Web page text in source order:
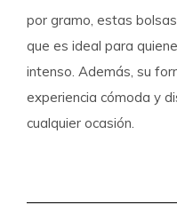
por gramo, estas
que es ideal para
intenso. Además, su
experiencia cómoda y
cualquier ocasión.